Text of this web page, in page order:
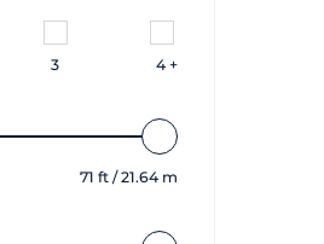
3 4 +
71 ft /21.64 m